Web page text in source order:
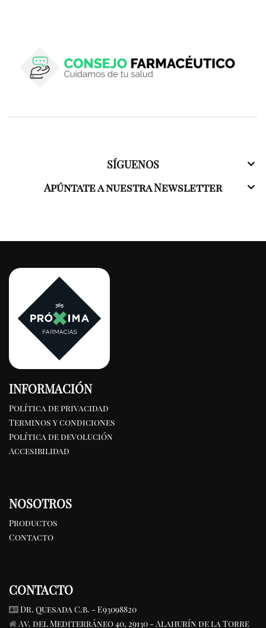
SÍGUENOS
Apúntate a nuestra Newsletter
INFORMACIÓN
Política de privacidad
Terminos y condiciones
Política de devolución
Accesibilidad
NOSOTROS
Productos
Contacto
CONTACTO
Dr. Quesada C.b. - E93098820
Av. del Mediterráneo 40, 29130 - Alahurín de la Torre